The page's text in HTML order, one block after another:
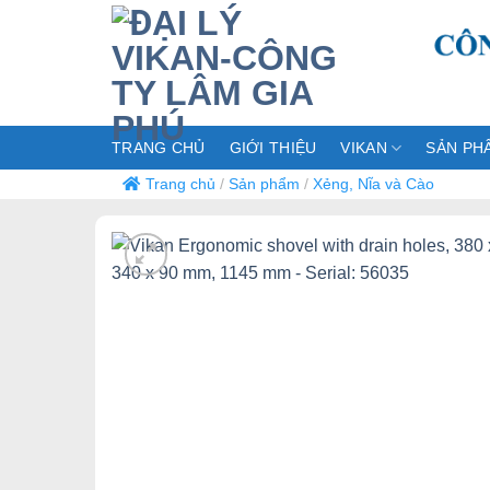
TRANG CHỦ GIỚI THIỆU VIKAN SẢN
Trang chủ / Sản phẩm / Xẻng, Nĩa và Cào